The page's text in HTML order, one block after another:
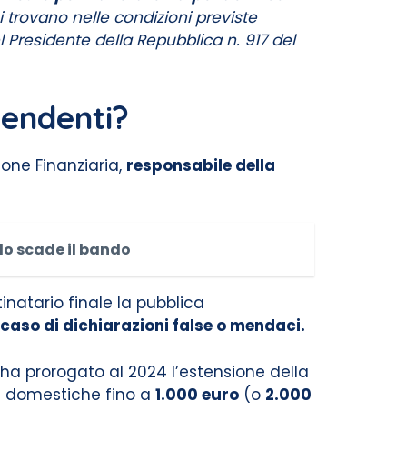
trovano nelle condizioni previste
della Repubblica n. 917 del
Finanziaria, responsabile della
scade il bando
finale la pubblica
di dichiarazioni false o mendaci.
prorogato al 2024 l’estensione della
domestiche fino a 1.000 euro (o 2.000